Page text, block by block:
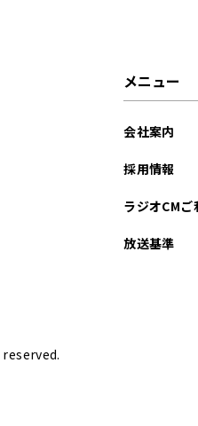
メニュー
会社案内
採用情報
ラジオCMご
放送基準